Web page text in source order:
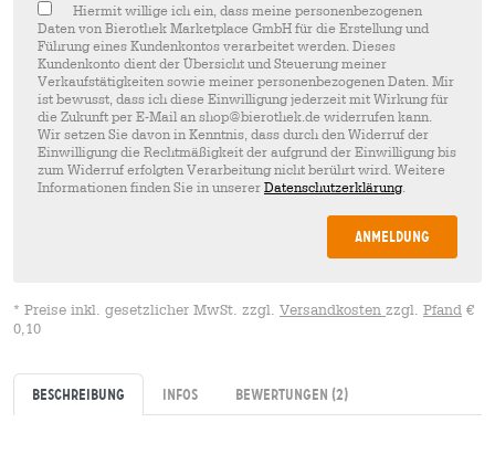
Hiermit willige ich ein, dass meine personenbezogenen
Daten von Bierothek Marketplace GmbH für die Erstellung und
Führung eines Kundenkontos verarbeitet werden. Dieses
Kundenkonto dient der Übersicht und Steuerung meiner
Verkaufstätigkeiten sowie meiner personenbezogenen Daten. Mir
ist bewusst, dass ich diese Einwilligung jederzeit mit Wirkung für
die Zukunft per E-Mail an shop@bierothek.de widerrufen kann.
Wir setzen Sie davon in Kenntnis, dass durch den Widerruf der
Einwilligung die Rechtmäßigkeit der aufgrund der Einwilligung bis
zum Widerruf erfolgten Verarbeitung nicht berührt wird. Weitere
Informationen finden Sie in unserer Datenschutzerklärung.
Anmeldung
* Preise inkl. gesetzlicher MwSt. zzgl. Versandkosten zzgl. Pfand €
0,10
Beschreibung Infos Bewertungen (2)